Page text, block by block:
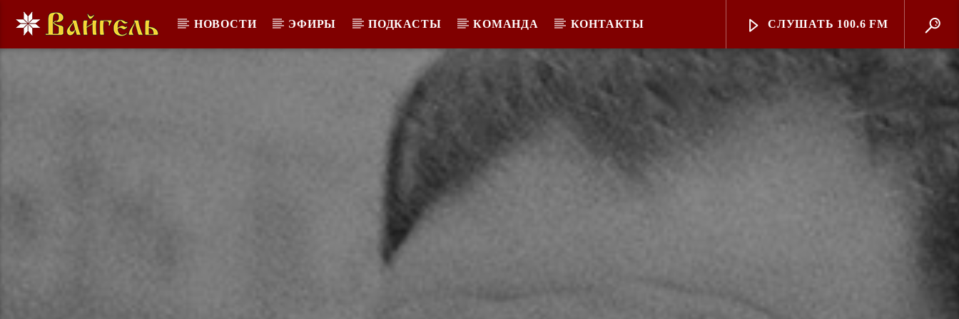
НОВОСТИ ЭФИРЫ ПОДКАСТЫ КОМАНДА КОНТАКТЫ СЛУШАТЬ 100.6 FM